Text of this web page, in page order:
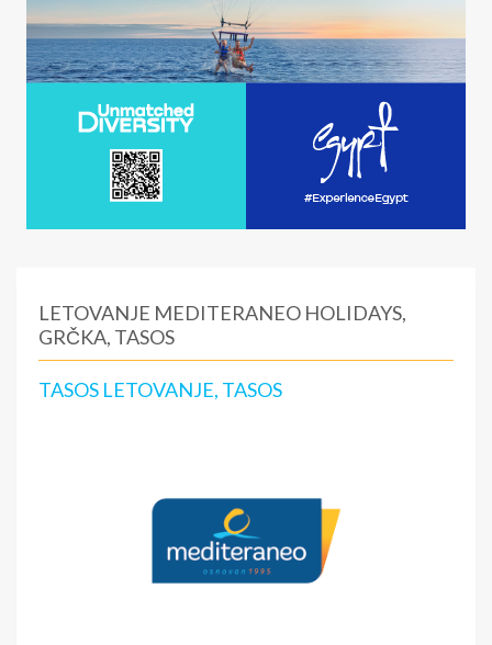
LETOVANJE MEDITERANEO HOLIDAYS,
GRČKA, TASOS
TASOS LETOVANJE, TASOS